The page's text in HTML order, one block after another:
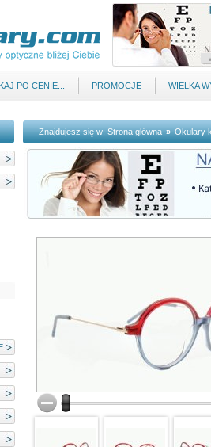
PO CENIE... PROMOCJE WIELKA
Znajdujesz się w:Strona główna » Okulary